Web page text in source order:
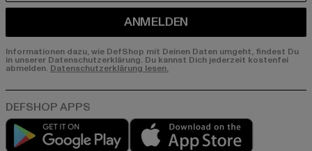
ANMELDEN
Informationen dazu, wie DefShop mit Deinen Daten umgeht, findest Du
in unserer Datenschutzerklärung. Du kannst Dich jederzeit kostenfei
abmelden. Datenschutzerklärung lesen.
Play market